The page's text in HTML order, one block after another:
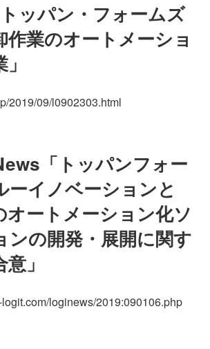
ッパン・フォームズ
作業のオートメーショ
2019/09/l0902303.html
「トッパンフォー
ーイノベーションと
オートメーション化ソ
ンの開発・展開に関す
」
loginews/2019:090106.php